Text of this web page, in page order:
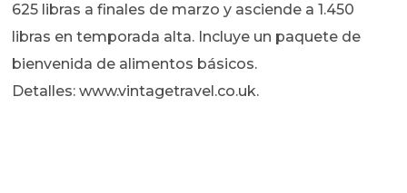
625 libras a finales de marzo y asciende a 1.450
libras en temporada alta. Incluye un paquete de
bienvenida de alimentos básicos.
Detalles: www.vintagetravel.co.uk.